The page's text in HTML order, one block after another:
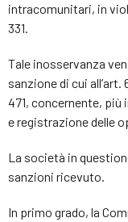
intracomunitari, in
331.
Tale inosservanza
sanzione di cui all’art.
471, concernente, più
e registrazione delle
La società in
sanzioni ricevuto.
In primo grado, la